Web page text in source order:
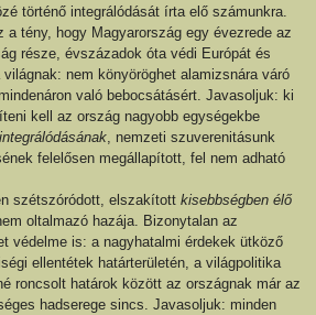
történő integrálódását írta elő számunkra.
a tény, hogy Magyarország egy évezrede az
része, évszázadok óta védi Európát és
nem könyöröghet alamizsnára váró
való bebocsátásért. Javasoljuk: ki
kell az ország nagyobb egységekbe
integrálódásának , nemzeti szuverenitásunk
felelősen megállapított, fel nem adható
szétszóródott, elszakítottkisebbségben élő
oltalmazó hazája. Bizonytalan az
védelme is: a nagyhatalmi érdekek ütköző
ellentétek határterületén, a világpolitika
roncsolt határok között az országnak már az
hadserege sincs. Javasoljuk: minden